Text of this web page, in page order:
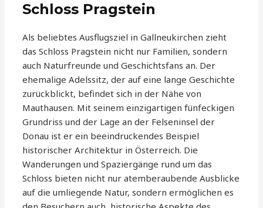
Schloss Pragstein
Als beliebtes Ausflugsziel in Gallneukirchen zieht
das Schloss Pragstein nicht nur Familien, sondern
auch Naturfreunde und Geschichtsfans an. Der
ehemalige Adelssitz, der auf eine lange Geschichte
zurückblickt, befindet sich in der Nähe von
Mauthausen. Mit seinem einzigartigen fünfeckigen
Grundriss und der Lage an der Felseninsel der
Donau ist er ein beeindruckendes Beispiel
historischer Architektur in Österreich. Die
Wanderungen und Spaziergänge rund um das
Schloss bieten nicht nur atemberaubende Ausblicke
auf die umliegende Natur, sondern ermöglichen es